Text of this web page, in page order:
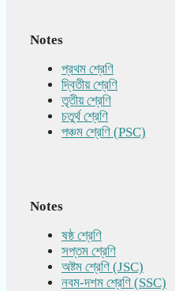
Notes
প্রথম শ্রেণি
দ্বিতীয় শ্রেণি
তৃতীয় শ্রেণি
চতুর্থ শ্রেণি
পঞ্চম শ্রেণি (PSC)
Notes
ষষ্ঠ শ্রেণি
সপ্তম শ্রেণি
অষ্টম শ্রেণি (JSC)
নবম-দশম শ্রেণি (SSC)